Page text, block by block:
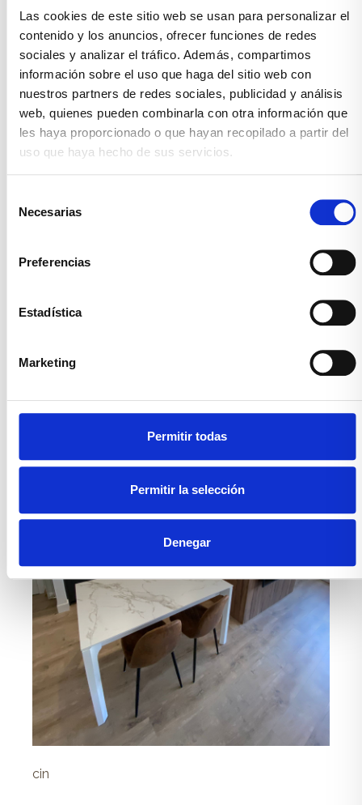
Las cookies de este sitio web se usan para personalizar el
contenido y los anuncios, ofrecer funciones de redes
sociales y analizar el tráfico. Además, compartimos
información sobre el uso que haga del sitio web con
nuestros partners de redes sociales, publicidad y análisis
web, quienes pueden combinarla con otra información que
les haya proporcionado o que hayan recopilado a partir del
uso que haya hecho de sus servicios.
Necesarias
Preferencias
Estadística
Marketing
Permitir todas
Permitir la selección
Denegar
cin